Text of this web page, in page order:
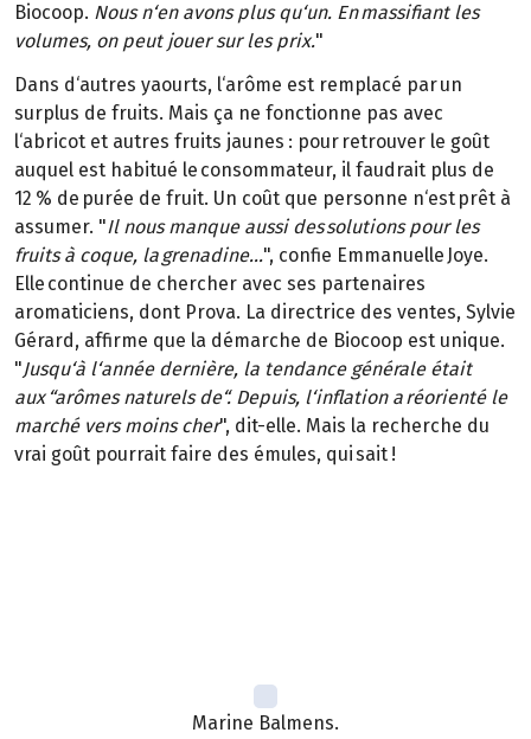
Biocoop. Nous n‘en avons plus qu‘un. En massifiant les
volumes, on peut jouersur les prix."
Dans d‘autres yaourts, l‘arôme est remplacé par un
surplus de fruits. Mais ça ne fonctionne pas avec
l‘abricot et autres fruits jaunes : pour retrouver le goût
auquel est habitué le consommateur, il faudrait plus de
12 % de purée de fruit. Un coût que personne n‘est prêt à
assumer. "Il nous manque aussi des solutions pour les
fruits à coque, la grenadine...", confie Emmanuelle Joye.
Elle continue de chercher avec ses partenaires
aromaticiens, dont Prova. La directrice des ventes, Sylvie
Gérard, affirme que la démarche de Biocoop est unique.
"Jusqu‘à l‘année dernière, la tendance générale était
aux “arômes naturels de“. Depuis, l‘inflation a réorienté le
marché vers moins cher", dit-elle. Mais la recherche du
vrai goût pourrait faire des émules, qui sait !
Marine Balmens.